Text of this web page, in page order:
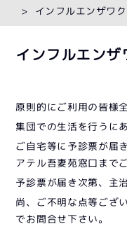
インフルエンザワ
インフルエンザ
原則的にご利用の皆様
集団での生活を行うに
ご自宅等に予診票が届
アテル吾妻苑窓口まで
予診票が届き次第、主
尚、ご不明な点等ござ
でお問合せ下さい。